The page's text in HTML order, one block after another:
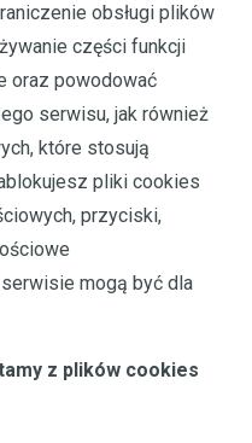
obsługi plików
części funkcji
oraz powodować
serwisu, jak również
które stosują
pliki cookies
przyciski,
mogą być dla
z plików cookies